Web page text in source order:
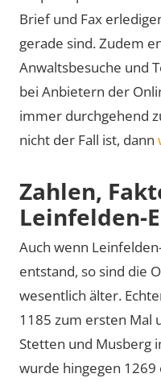
Brief und Fax
gerade sind. Zudem
Anwaltsbesuche und
bei Anbietern der
immer durchgehend
nicht der Fall ist, dann
Zahlen,
Leinfelden-
Auch wenn
entstand, so sind die
wesentlich älter.
1185 zum ersten Mal
Stetten und Musberg
wurde hingegen